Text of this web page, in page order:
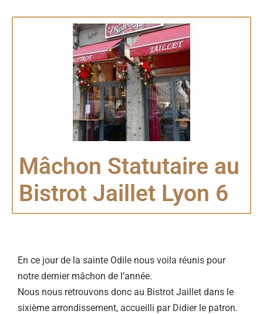
Mâchon Statutaire au
Bistrot Jaillet Lyon 6
En ce jour de la sainte Odile nous voila réunis pour
notre dernier mâchon de l’année.
Nous nous retrouvons donc au Bistrot Jaillet dans le
sixième arrondissement, accueilli par Didier le patron.